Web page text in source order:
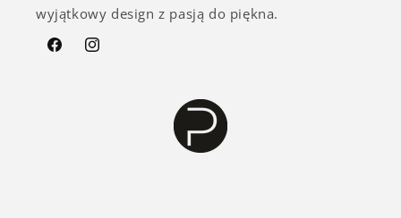
wyjątkowy design z pasją do piękna.
FacebookInstagram